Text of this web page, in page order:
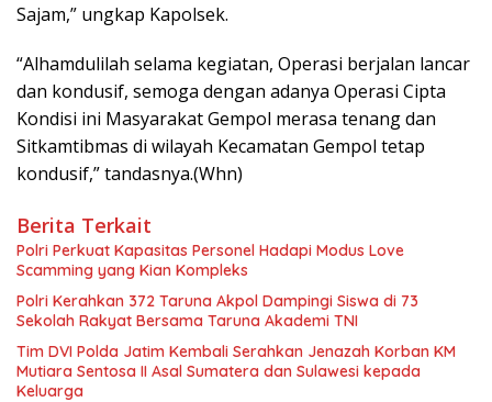
Sajam,” ungkap Kapolsek.
“Alhamdulilah selama kegiatan, Operasi berjalan lancar
dan kondusif, semoga dengan adanya Operasi Cipta
Kondisi ini Masyarakat Gempol merasa tenang dan
Sitkamtibmas di wilayah Kecamatan Gempol tetap
kondusif,” tandasnya.(Whn)
Berita Terkait
Polri Perkuat Kapasitas Personel Hadapi Modus Love
Scamming yang Kian Kompleks
Polri Kerahkan 372 Taruna Akpol Dampingi Siswa di 73
Sekolah Rakyat Bersama Taruna Akademi TNI
Tim DVI Polda Jatim Kembali Serahkan Jenazah Korban KM
Mutiara Sentosa II Asal Sumatera dan Sulawesi kepada
Keluarga